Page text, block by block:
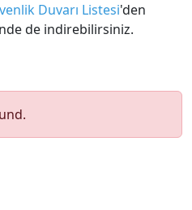
Duvarı Listesi'den
de indirebilirsiniz.